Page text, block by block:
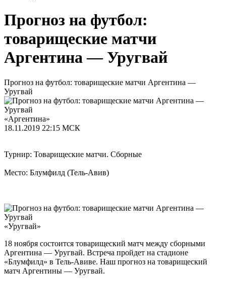
Прогноз на футбол:
товарищеские матчи
Аргентина — Уругвай
Прогноз на футбол: товарищеские матчи Аргентина —
Уругвай
«Аргентина»
18.11.2019 22:15 МСК
Турнир: Товарищеские матчи. Сборные
Место: Блумфилд (Тель-Авив)
«Уругвай»
18 ноября состоится товарищеский матч между сборными
Аргентина — Уругвай. Встреча пройдет на стадионе
«Блумфилд» в Тель-Авиве. Наш прогноз на товарищеский
матч Аргентины — Уругвай.